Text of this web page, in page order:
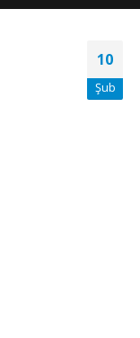
10
Şub